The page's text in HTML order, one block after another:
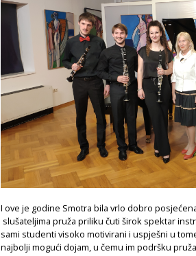
I ove je godine Smotra bila vrlo dobro
slušateljima pruža priliku čuti širok spektar
sami studenti visoko motivirani i uspješni u
najbolji mogući dojam, u čemu im podršku